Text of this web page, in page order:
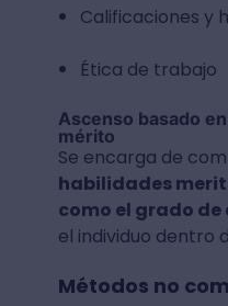
Calificaciones y
Ética de trabajo
Ascenso basado
mérito
Se encarga de
habilidades
como el grado
el individuo dentro
Métodos no